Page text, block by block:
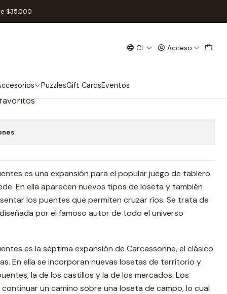
CL Acceso
PuzzlesGift CardsEventos
$35.000- Español
y Puentes (2da
es una expansión para el popular juego de tablero
En ella aparecen nuevos tipos de loseta y también
los puentes que permiten cruzar ríos. Se trata de
por el famoso autor de todo el universo
es la séptima expansión de Carcassonne, el clásico
En ella se incorporan nuevas losetas de territorio y
la de los castillos y la de los mercados. Los
un camino sobre una loseta de campo, lo cual